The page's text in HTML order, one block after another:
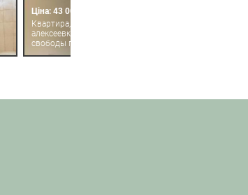
Ціна: 43 000
Квартира, харьков,
алексеевка, людвига
свободы пр.